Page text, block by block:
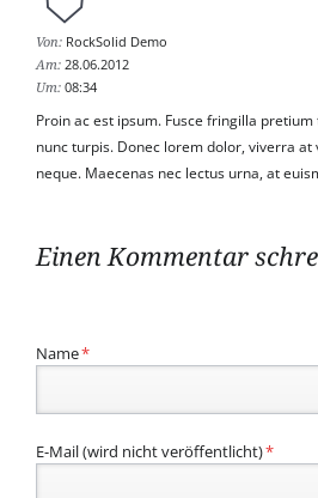
Von: RockSolid Demo
Am: 28.06.2012
Um:08:34
Proin ac est ipsum. Fusce fringilla
nunc turpis. Donec lorem dolor, viverra
neque. Maecenas nec lectus urna, at
Einen Kommentar
Pflichtfeld
Name*
Pflichtfeld
E-Mail (wird nicht veröffentlicht)*